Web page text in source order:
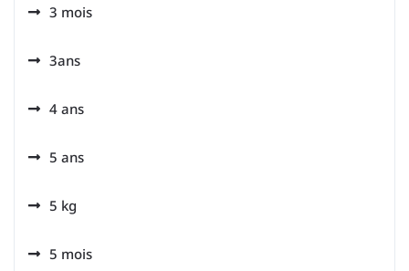
3 mois
3ans
4 ans
5 ans
5 kg
5 mois